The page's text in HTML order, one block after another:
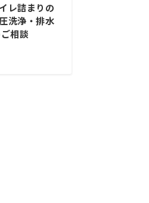
レ詰まりの
洗浄・排水
相談